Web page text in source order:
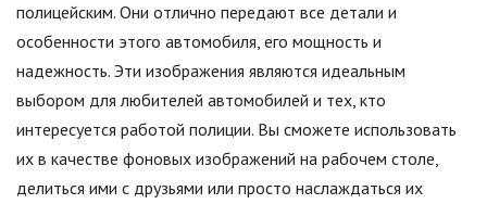
полицейским. Они отлично передают все детали и
особенности этого автомобиля, его мощность и
надежность. Эти изображения являются идеальным
выбором для любителей автомобилей и тех, кто
интересуется работой полиции. Вы сможете использовать
их в качестве фоновых изображений на рабочем столе,
делиться ими с друзьями или просто наслаждаться их